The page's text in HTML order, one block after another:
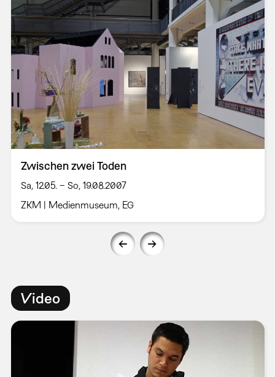
Zwischen zwei Toden
Sa, 12.05. – So, 19.08.2007
ZKM | Medienmuseum, EG
Video